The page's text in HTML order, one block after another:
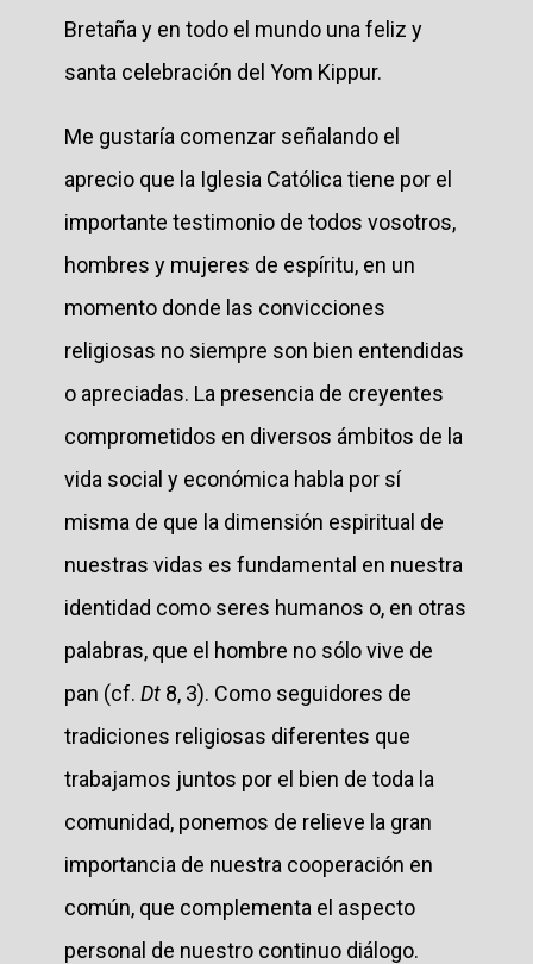
Bretaña y en todo el mundo una feliz y
santa celebración del Yom Kippur.
Me gustaría comenzar señalando el
aprecio que la Iglesia Católica tiene por el
importante testimonio de todos vosotros,
hombres y mujeres de espíritu, en un
momento donde las convicciones
religiosas no siempre son bien entendidas
o apreciadas. La presencia de creyentes
comprometidos en diversos ámbitos de la
vida social y económica habla por sí
misma de que la dimensión espiritual de
nuestras vidas es fundamental en nuestra
identidad como seres humanos o, en otras
palabras, que el hombre no sólo vive de
pan (cf. Dt 8, 3). Como seguidores de
tradiciones religiosas diferentes que
trabajamos juntos por el bien de toda la
comunidad, ponemos de relieve la gran
importancia de nuestra cooperación en
común, que complementa el aspecto
personal de nuestro continuo diálogo.